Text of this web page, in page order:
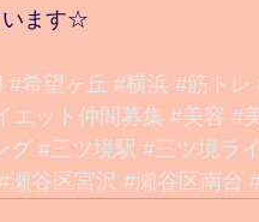
います☆
#希望ヶ丘 #横浜 #筋トレ
エット仲間募集 #美容 #
グ #三ツ境駅 #三ツ境ラ
瀬谷区宮沢 #瀬谷区南台